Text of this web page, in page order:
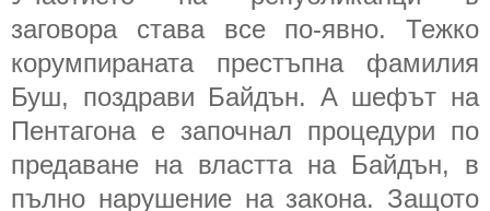
заговора става все по-явно. Тежко
корумпираната престъпна фамилия
Буш, поздрави Байдън. А шефът на
Пентагона е започнал процедури по
предаване на властта на Байдън, в
пълно нарушение на закона. Защото